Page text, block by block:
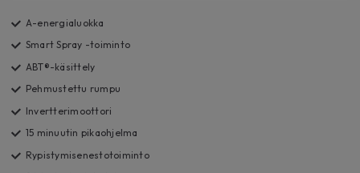
A-energialuokka
Smart Spray -toiminto
ABT®-käsittely
Pehmustettu rumpu
Invertterimoottori
15 minuutin pikaohjelma
Rypistymisenestotoiminto